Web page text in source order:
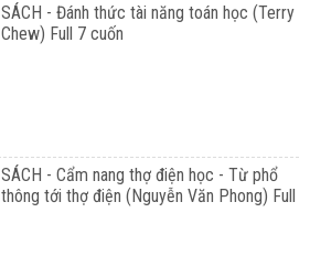
SÁCH - Đánh thức tài năng toán học (Terry
Chew) Full 7 cuốn
SÁCH - Cẩm nang thợ điện học - Từ phổ
thông tới thợ điện (Nguyễn Văn Phong) Full